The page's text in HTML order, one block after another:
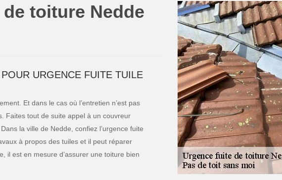
toiture Nedde
URGENCE FUITE TUILE
Et dans le cas où l’entretien n’est pas
Faites tout de suite appel à un couvreur
la ville de Nedde, confiez l’urgence fuite
à propos des tuiles et il peut réparer
il est en mesure d’assurer une toiture bien